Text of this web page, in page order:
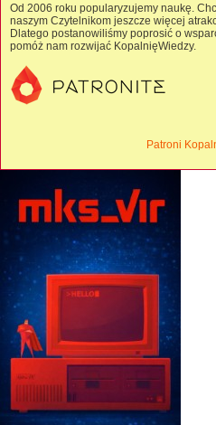
Od 2006 roku popularyzujemy naukę.
naszym Czytelnikom jeszcze więcej
Dlatego postanowiliśmy poprosić o
pomóż nam rozwijać KopalnięWiedzy.
Patroni